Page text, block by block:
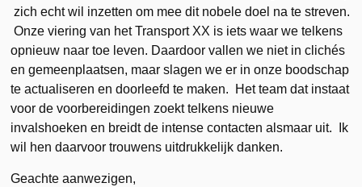
zich echt wil inzetten om mee dit nobele doel na te streven.
Onze viering van het Transport XX is iets waar we telkens
opnieuw naar toe leven. Daardoor vallen we niet in clichés
en gemeenplaatsen, maar slagen we er in onze boodschap
te actualiseren en doorleefd te maken. Het team dat instaat
voor de voorbereidingen zoekt telkens nieuwe
invalshoeken en breidt de intense contacten alsmaar uit. Ik
wil hen daarvoor trouwens uitdrukkelijk danken.
Geachte aanwezigen,